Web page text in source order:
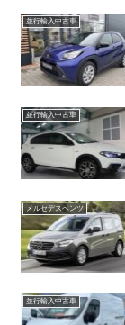
並行輸入中古車
並行輸入中古車
メルセデスベンツ
並行輸入中古車